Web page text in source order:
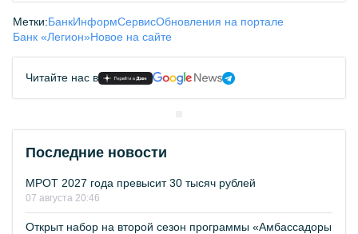
Метки:БанкИнформСервисОбновления на портале
Банк «Легион»Новое на сайте
Читайте нас в
Последние новости
МРОТ 2027 года превысит 30 тысяч рублей
07 августа 20:46
Открыт набор на второй сезон программы «Амбассадоры